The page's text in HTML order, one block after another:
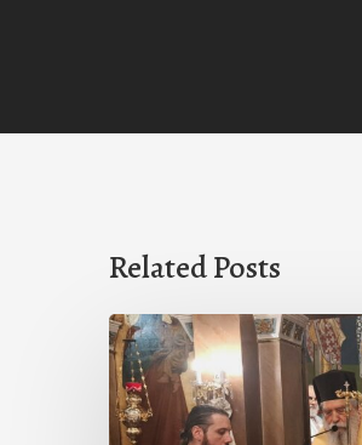
Related Posts
Ιερά
Παράκληση
στον